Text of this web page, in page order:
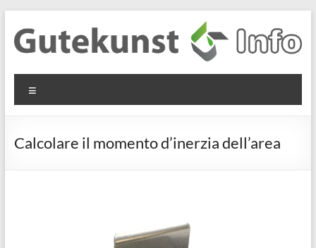
contenuto
Gutekunst
Formfedern
GmbH
Informationen
Flachmaterial
Calcolare il momento d’inerzia dell’area